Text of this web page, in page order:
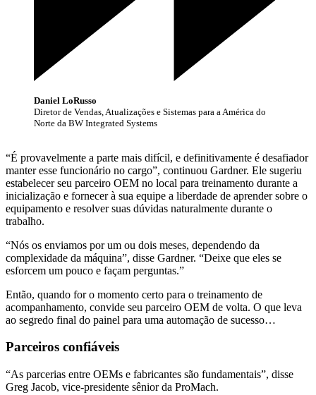
Daniel LoRusso
Diretor de Vendas, Atualizações e Sistemas para a América do
Norte da BW Integrated Systems
“É provavelmente a parte mais difícil, e definitivamente é desafiador
manter esse funcionário no cargo”, continuou Gardner. Ele sugeriu
estabelecer seu parceiro OEM no local para treinamento durante a
inicialização e fornecer à sua equipe a liberdade de aprender sobre o
equipamento e resolver suas dúvidas naturalmente durante o
trabalho.
“Nós os enviamos por um ou dois meses, dependendo da
complexidade da máquina”, disse Gardner. “Deixe que eles se
esforcem um pouco e façam perguntas.”
Então, quando for o momento certo para o treinamento de
acompanhamento, convide seu parceiro OEM de volta. O que leva
ao segredo final do painel para uma automação de sucesso…
Parceiros confiáveis
“As parcerias entre OEMs e fabricantes são fundamentais”, disse
Greg Jacob, vice-presidente sênior da ProMach.